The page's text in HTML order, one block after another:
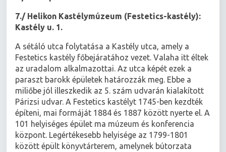
7./ Helikon Kastélymúzeum (Festetics-kastély):
Kastély u. 1.
A sétáló utca folytatása a Kastély utca, amely a
Festetics kastély főbejáratához vezet. Valaha itt éltek
az uradalom alkalmazottai. Az utca képét ezek a
paraszt barokk épületek határozzák meg. Ebbe a
miliőbe jól illeszkedik az 5. szám udvarán kialakított
Párizsi udvar. A Festetics kastélyt 1745-ben kezdték
építeni, mai formáját 1884 és 1887 között nyerte el. A
101 helyiséges épület ma múzeum és konferencia
központ. Legértékesebb helyisége az 1799-1801
között épült könyvtárterem, amelynek bútorzata